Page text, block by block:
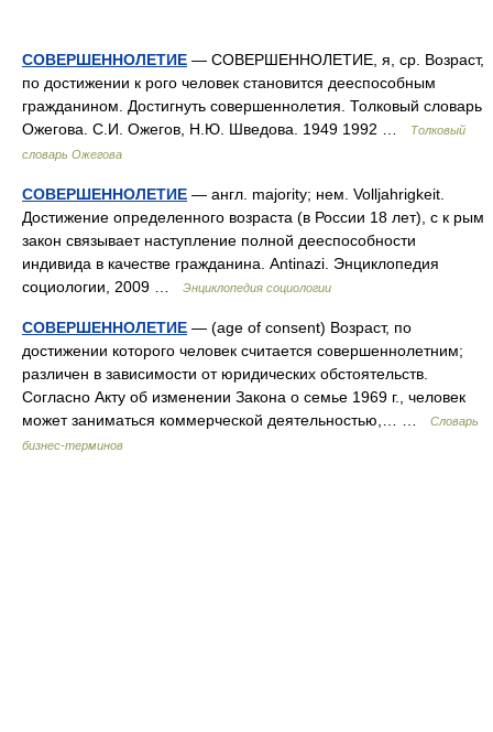
СОВЕРШЕННОЛЕТИЕ — СОВЕРШЕННОЛЕТИЕ, я, ср. Возраст,
по достижении к рого человек становится дееспособным
гражданином. Достигнуть совершеннолетия. Толковый словарь
Ожегова. С.И. Ожегов, Н.Ю. Шведова. 1949 1992 …
Толковый
словарь Ожегова
СОВЕРШЕННОЛЕТИЕ — англ. majority; нем. Volljahrigkeit.
Достижение определенного возраста (в России 18 лет), с к рым
закон связывает наступление полной дееспособности
индивида в качестве гражданина. Antinazi. Энциклопедия
социологии, 2009 …
Энциклопедия социологии
СОВЕРШЕННОЛЕТИЕ — (age of consent) Возраст, по
достижении которого человек считается совершеннолетним;
различен в зависимости от юридических обстоятельств.
Согласно Акту об изменении Закона о семье 1969 г., человек
может заниматься коммерческой деятельностью,… …
Словарь
бизнес-терминов